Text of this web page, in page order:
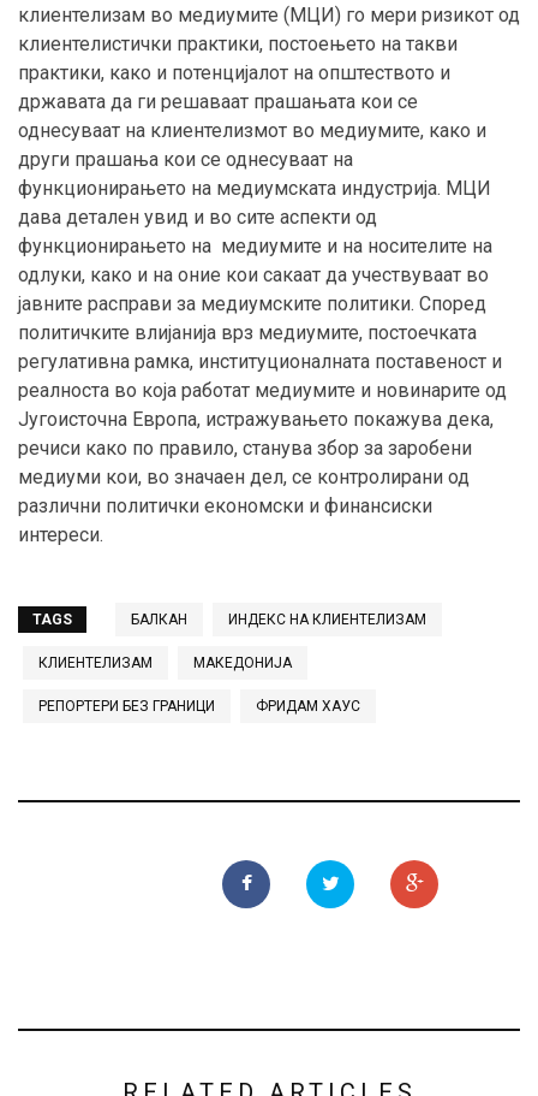
клиентелизам во медиумите (МЦИ) го мери ризикот од
клиентелистички практики, постоењето на такви
практики, како и потенцијалот на општеството и
државата да ги решаваат прашањата кои се
однесуваат на клиентелизмот во медиумите, како и
други прашања кои се однесуваат на
функционирањето на медиумската индустрија. МЦИ
дава детален увид и во сите аспекти од
функционирањето на медиумите и на носителите на
одлуки, како и на оние кои сакаат да учествуваат во
јавните расправи за медиумските политики. Според
политичките влијанија врз медиумите, постоечката
регулативна рамка, институционалната поставеност и
реалноста во која работат медиумите и новинарите од
Југоисточна Европа, истражувањето покажува дека,
речиси како по правило, станува збор за заробени
медиуми кои, во значаен дел, се контролирани од
различни политички економски и финансиски
интереси.
TAGS БАЛКАН ИНДЕКС НА КЛИЕНТЕЛИЗАМ
КЛИЕНТЕЛИЗАМ МАКЕДОНИЈА
РЕПОРТЕРИ БЕЗ ГРАНИЦИ ФРИДАМ ХАУС